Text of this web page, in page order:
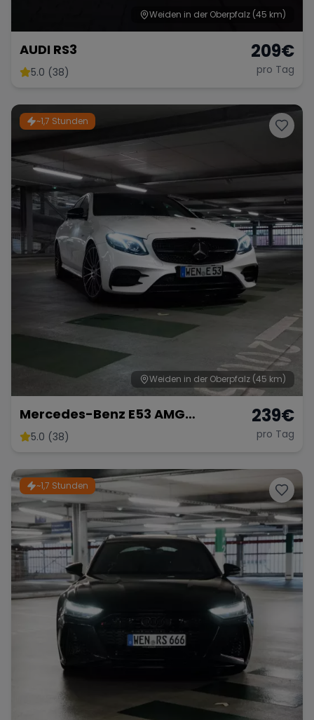
Weiden in der Oberpfalz (45 km)
AUDI RS3
5.0 (38)
209€
pro Tag
~1,7 Stunden
Weiden in der Oberpfalz (45 km)
Mercedes-Benz E53 AMG
Performance
5.0 (38)
239€
pro Tag
~1,7 Stunden